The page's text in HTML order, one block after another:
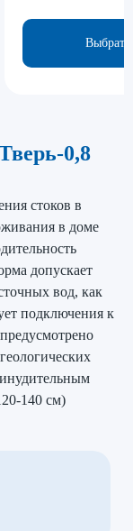
Выбрать
0,8
стоков в
в доме
допускает
вод, как
подключения к
140 см)